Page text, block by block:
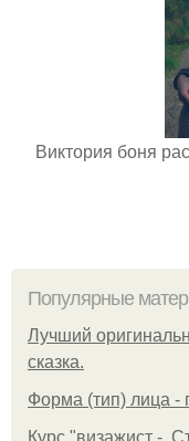
Виктория боня
Популярные
Лучший
сказка.
Форма (тип) лица -
Курс "визажист -.